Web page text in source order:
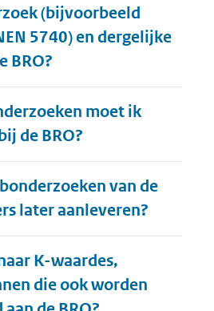
(bijvoorbeeld
5740) en dergelijke
BRO?
moet ik
de BRO?
van de
later aanleveren?
K-waardes,
die ook worden